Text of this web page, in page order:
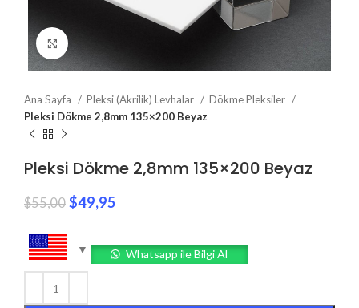
Ana Sayfa Pleksi (Akrilik) Levhalar
Dökme Pleksiler
Pleksi Dökme 2,8mm 135×200 Beyaz
Pleksi Dökme 2,8mm 135×200 Beyaz
$55,00 $49,95
Whatsapp ile Bilgi Al